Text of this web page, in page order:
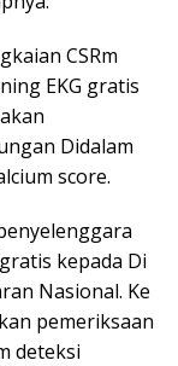
CSRm
EKG gratis
Didalam
score.
kepada Di
Nasional. Ke
pemeriksaan
deteksi